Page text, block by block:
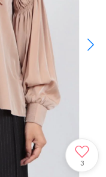
3